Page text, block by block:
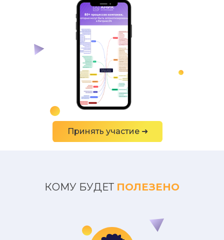
Принять участие ➜
КОМУ БУДЕТ ПОЛЕЗЕНО